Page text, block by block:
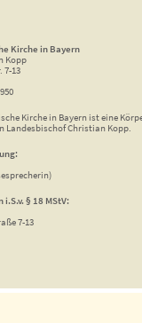
Kirche in Bayern
Kopp
7-13
Kirche in Bayern ist eine
Landesbischof Christian Kopp.
§ 18 MStV:
7-13